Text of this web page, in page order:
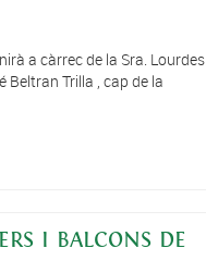
a càrrec de la Sra. Lourdes
Beltran Trilla , cap de la
I BALCONS DE